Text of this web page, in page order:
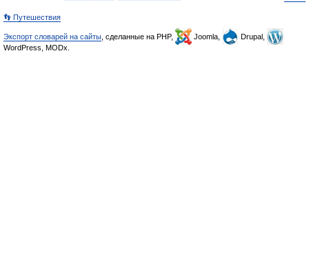
👣 Путешествия
Экспорт словарей на сайты , сделанные на PHP, Joomla,
Drupal,
WordPress, MODx.